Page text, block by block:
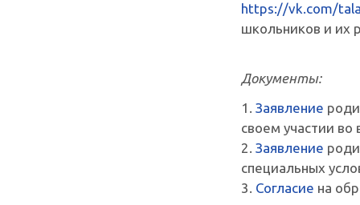
https://vk.com/
школьников и их
Документы:
1. Заявление
своем участии
2. Заявление
специальных
3. Согласие на